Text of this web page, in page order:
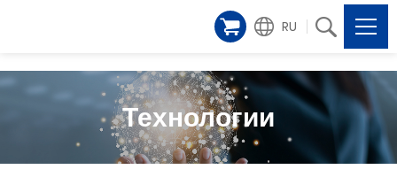
RU
Технологии